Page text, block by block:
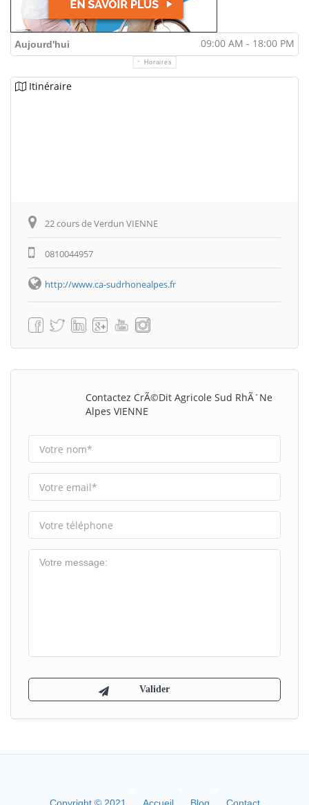
Aujourd'hui 09:00 AM - 18:00 PM
Horaires
Itinéraire
22 cours de Verdun VIENNE
0810044957
http://www.ca-sudrhonealpes.fr
Contactez CrÃ©dit Agricole Sud RhÃ´ne
Alpes VIENNE